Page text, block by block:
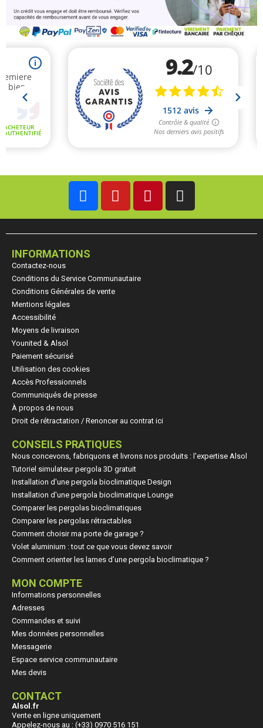
INFORMATIONS
Contactez-nous
Conditions du Service Communautaire
Conditions Générales de vente
Mentions légales
Accessibilité
Moyens de livraison
Younited & Alsol
Paiement sécurisé
Utilisation des cookies
Accès Professionnels
Communiqués de presse
À propos de nous
Droit de rétractation / Renoncer au contrat ici
CONSEILS PRATIQUES
Nous concevons, fabriquons et livrons nos produits : l'expertise Alsol
Tutoriel simulateur pergola 3D gratuit
Installation d'une pergola bioclimatique Design
Installation d'une pergola bioclimatique Lounge
Comparer les pergolas bioclimatiques
Comparer les pergolas rétractables
Comment choisir ma porte de garage ?
Volet aluminium : tout ce que vous devez savoir
Comment orienter les lames d’une pergola bioclimatique ?
MON COMPTE
Informations personnelles
Adresses
Commandes et suivi
Mes données personnelles
Messagerie
Espace service communautaire
Mes devis
CONTACT
Alsol.fr
Vente en ligne uniquement
Appelez-nous au : (+33) 0970 516 151